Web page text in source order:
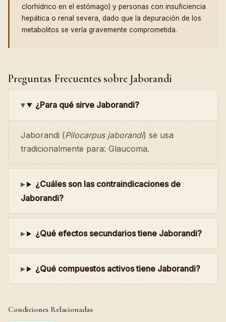
clorhídrico en el estómago) y personas con insuficiencia
hepática o renal severa, dado que la depuración de los
metabolitos se vería gravemente comprometida.
Preguntas Frecuentes sobre Jaborandi
¿Para qué sirve Jaborandi?
Jaborandi (Pilocarpus jaborandi) se usa
tradicionalmente para: Glaucoma.
¿Cuáles son las contraindicaciones de
Jaborandi?
¿Qué efectos secundarios tiene Jaborandi?
¿Qué compuestos activos tiene Jaborandi?
Condiciones Relacionadas